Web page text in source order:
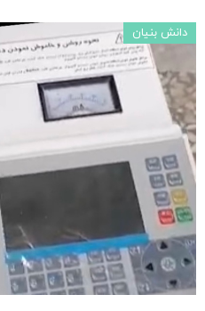
دانش بنیان